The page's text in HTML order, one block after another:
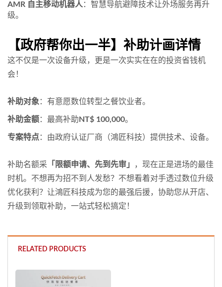
AMR 自主移动机器人 ：智慧导航避障技术让外场服务再升
级。
【政府帮你出一半】补助计画详情
这不仅是一次设备升级，更是一次实实在在的投资省钱机
会！
补助对象 ：有意愿数位转型之餐饮业者。
补助金额：最高补助 NT$ 100,000。
专案特点 ：由政府认证厂商（鴻匠科技）提供技术、设备。
补助名额采 「限额申请、先到先审」
，现在正是进场的最佳
时机。不想再为招不到人发愁？不想看着对手透过数位升级
优化获利？让鴻匠科技成为您的最强后援，协助您从开店、
升级到领取补助，一站式轻松搞定！
RELATED PRODUCTS